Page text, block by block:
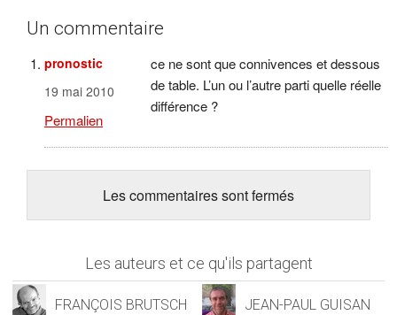
Un commentaire
pronostic
19 mai 2010
Permalien
ce ne sont que connivences et dessous
de table. L’un ou l’autre parti quelle réelle
différence ?
Les commentaires sont fermés
Les auteurs et ce qu'ils partagent
FRANÇOIS BRUTSCH JEAN-PAUL GUISAN